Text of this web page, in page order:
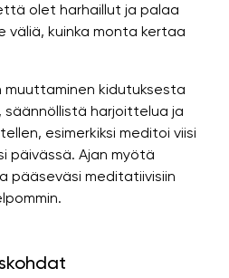
olet harhaillut ja palaa
väliä, kuinka monta kertaa
muuttaminen kidutuksesta
säännöllistä harjoittelua ja
esimerkiksi meditoi viisi
päivässä. Ajan myötä
pääseväsi meditatiivisiin